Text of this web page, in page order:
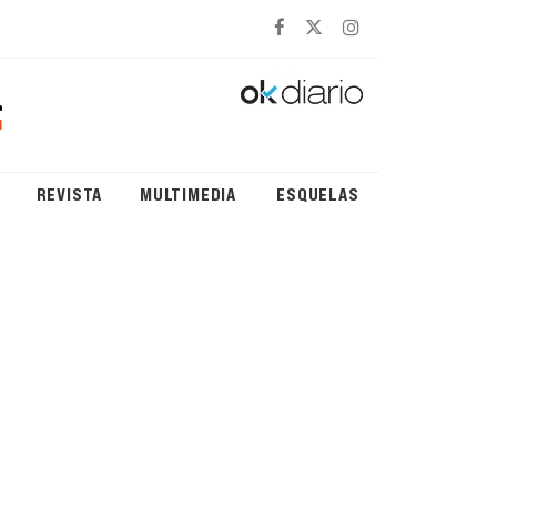
REVISTA MULTIMEDIA ESQUELAS